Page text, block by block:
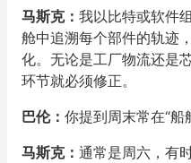
马斯克： 我以比特或软件
舱中追溯每个部件的轨迹
化。无论是工厂物流还是
环节就必须修正。
巴伦： 你提到周末常在“船
马斯克： 通常是周六，有